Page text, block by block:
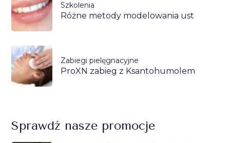
Szkolenia
Różne metody modelowania ust
Zabiegi pielęgnacyjne
ProXN zabieg z Ksantohumolem
Sprawdź nasze promocje